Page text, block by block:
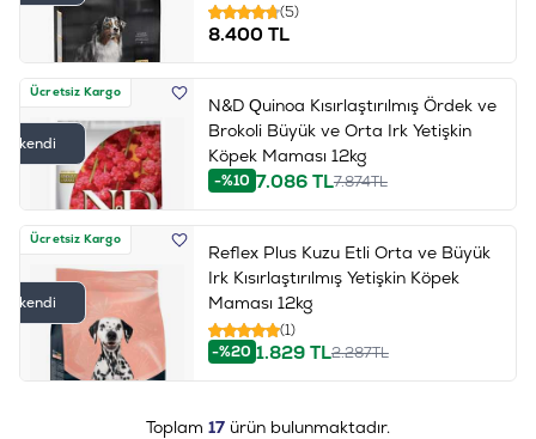
(5)
8.400 TL
Ücretsiz Kargo
Tükendi
N&D Quinoa Kısırlaştırılmış Ördek ve
Brokoli Büyük ve Orta Irk Yetişkin
Köpek Maması 12kg
-%10 7.086TL7.874TL
Ücretsiz Kargo
Tükendi
Reflex Plus Kuzu Etli Orta ve Büyük
Irk Kısırlaştırılmış Yetişkin Köpek
Maması 12kg
(1)
-%20 1.829TL2.287TL
Toplam 17 ürün bulunmaktadır.